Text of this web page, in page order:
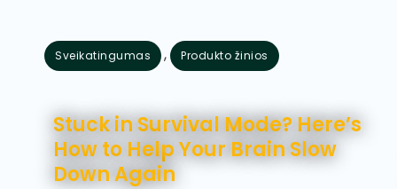
Sveikatingumas , Produkto žinios
Stuck in Survival Mode? Here’s
How to Help Your Brain Slow
Down Again